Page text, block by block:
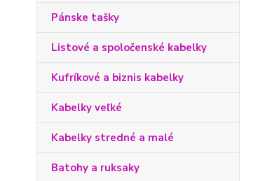
Pánske tašky
Listové a spoločenské kabelky
Kufríkové a biznis kabelky
Kabelky veľké
Kabelky stredné a malé
Batohy a ruksaky